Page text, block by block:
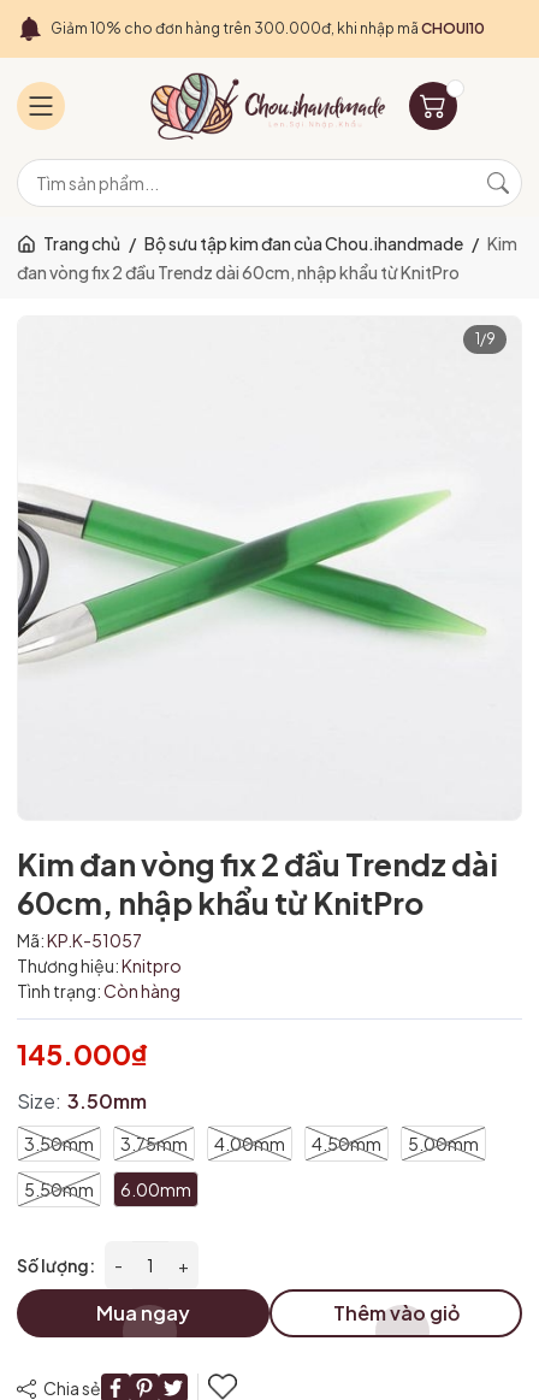
Giảm 10% cho đơn hàng trên 300.000đ, khi nhập mã CHOUI10
Trang chủ / Bộ sưu tập kim đan của Chou.ihandmade / Kim
đan vòng fix 2 đầu Trendz dài 60cm, nhập khẩu từ KnitPro
1 /9
Kim đan vòng fix 2 đầu Trendz dài
60cm, nhập khẩu từ KnitPro
Mã:KP.K-51057
Thương hiệu:Knitpro
Tình trạng:Còn hàng
145.000₫
Size: 3.50mm
3.50mm 3.75mm 4.00mm 4.50mm 5.00mm
5.50mm 6.00mm
Số lượng: - +
Mua ngay Thêm vào giỏ
Chia sẻ
Mã giảm giá:
Ngày hết hạn:
Điều kiện: